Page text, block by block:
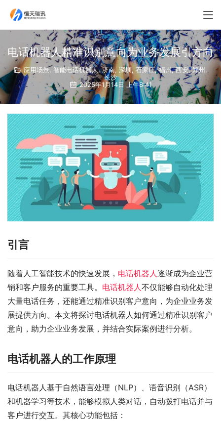
电话机器人精准识别意向为业务发展引方向
应用场景, 智能电话机器人,济南, 深圳,石家庄,福州,西安,郑州
长沙
2025年1月14日 上午8:41
引言
随着人工智能技术的快速发展， 电话机器人逐渐成为企业营
销和客户服务的重要工具。 电话机器人不仅能够自动化处理
大量电话任务，还能通过精准识别客户意向，为企业业务发
展提供方向。本文将探讨电话机器人如何通过精准识别客户
意向，助力企业业务发展，并结合实际案例进行分析。
电话机器人的工作原理
电话机器人基于自然语言处理（NLP）、语音识别（ASR）
和机器学习等技术，能够模拟人类对话，自动拨打电话并与
客户进行交互。其核心功能包括：